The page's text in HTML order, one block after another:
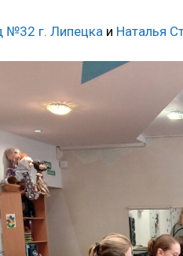
№32 г. Липецка и Наталья